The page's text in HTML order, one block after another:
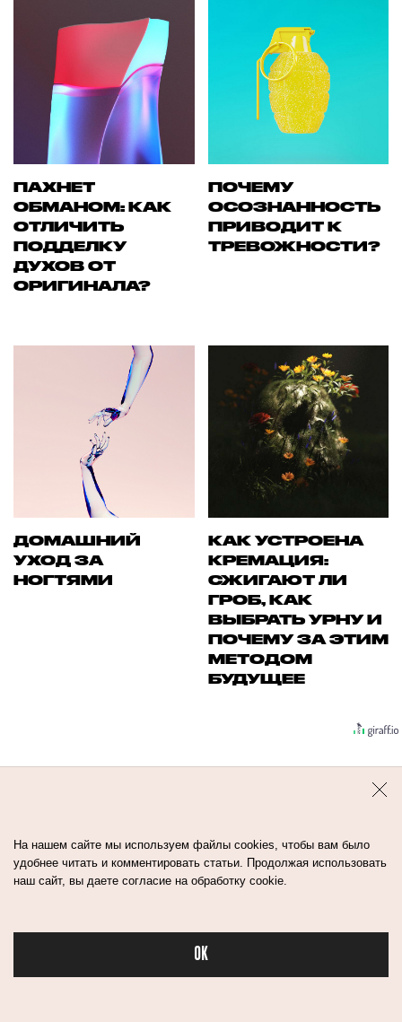
Бьюти в спорте
ПАХНЕТ
ОБМАНОМ: КАК
ОТЛИЧИТЬ
ПОДДЕЛКУ
ДУХОВ ОТ
ОРИГИНАЛА?
ПОЧЕМУ
ОСОЗНАННОСТЬ
ПРИВОДИТ К
ТРЕВОЖНОСТИ?
ДОМАШНИЙ
УХОД ЗА
НОГТЯМИ
КАК УСТРОЕНА
КРЕМАЦИЯ:
СЖИГАЮТ ЛИ
ГРОБ, КАК
ВЫБРАТЬ УРНУ И
ПОЧЕМУ ЗА ЭТИМ
МЕТОДОМ
БУДУЩЕЕ
Контакты Авторы
На нашем сайте мы используем файлы cookies, чтобы вам было
удобнее читать и комментировать статьи. Продолжая использовать
наш сайт, вы даете согласие на обработку cookie.
OK